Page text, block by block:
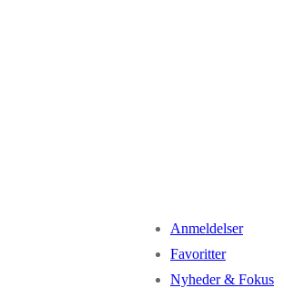
Anmeldelser
Favoritter
Nyheder & Fokus